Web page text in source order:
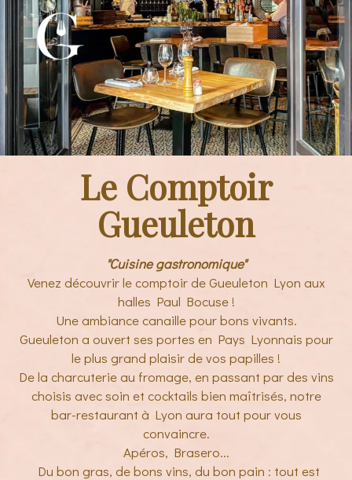
Le Comptoir
Gueuleton
"Cuisine gastronomique"
Venez découvrir le comptoir de Gueuleton Lyon aux
halles Paul Bocuse !
Une ambiance canaille pour bons vivants.
Gueuleton a ouvert ses portes en Pays Lyonnais pour
le plus grand plaisir de vos papilles !
De la charcuterie au fromage, en passant par des vins
choisis avec soin et cocktails bien maîtrisés, notre
bar-restaurant à Lyon aura tout pour vous
convaincre.
Apéros, Brasero...
Du bon gras, de bons vins, du bon pain : tout est